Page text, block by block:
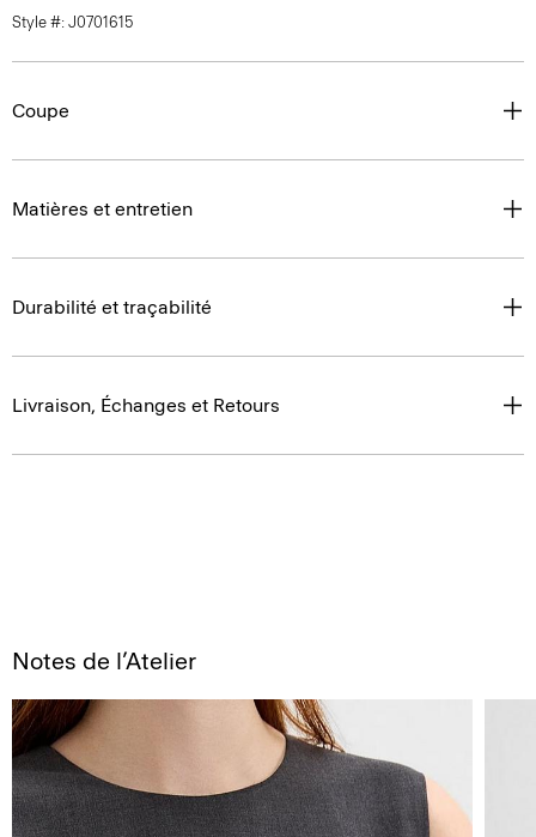
Style #: J0701615
Coupe
Matières et entretien
Durabilité et traçabilité
Livraison, Échanges et Retours
Notes de l’Atelier